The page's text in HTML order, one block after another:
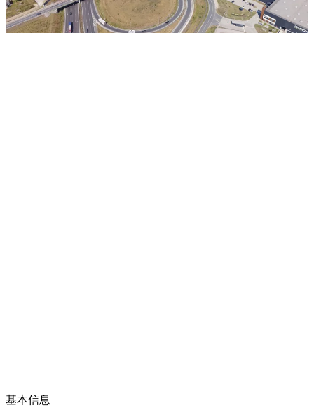
基本信息